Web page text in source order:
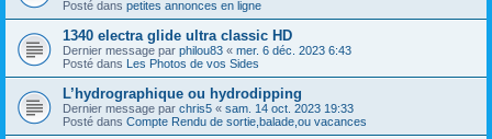
Posté dans petites annonces en ligne
1340 electra glide ultra classic HD
Dernier message par philou83 « mer. 6 déc. 2023 6:43
Posté dans Les Photos de vos Sides
L’hydrographique ou hydrodipping
Dernier message par chris5 « sam. 14 oct. 2023 19:33
Posté dans Compte Rendu de sortie,balade,ou vacances